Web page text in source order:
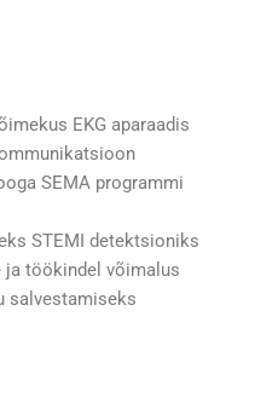
EKG aparaadis
SEMA programmi
STEMI detektsioniks
ja töökindel võimalus
salvestamiseks